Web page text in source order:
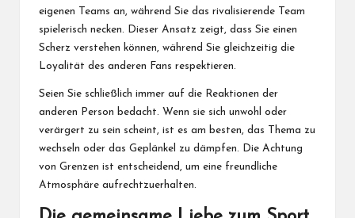
eigenen Teams an, während Sie das rivalisierende Team
spielerisch necken. Dieser Ansatz zeigt, dass Sie einen
Scherz verstehen können, während Sie gleichzeitig die
Loyalität des anderen Fans respektieren.
Seien Sie schließlich immer auf die Reaktionen der
anderen Person bedacht. Wenn sie sich unwohl oder
verärgert zu sein scheint, ist es am besten, das Thema zu
wechseln oder das Geplänkel zu dämpfen. Die Achtung
von Grenzen ist entscheidend, um eine freundliche
Atmosphäre aufrechtzuerhalten.